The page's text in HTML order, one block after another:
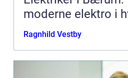
moderne elektro i
Ragnhild Vestby